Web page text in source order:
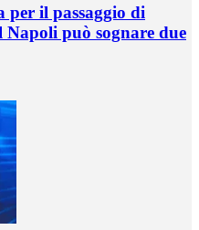
per il passaggio di
può sognare due